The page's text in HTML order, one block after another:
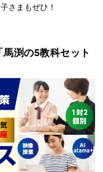
さまもぜひ！
「馬渕の5教科セット